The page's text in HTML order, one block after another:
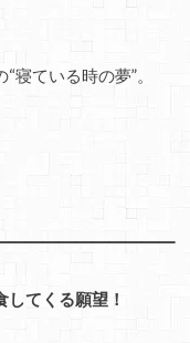
寝ている時の夢”。
てくる願望！